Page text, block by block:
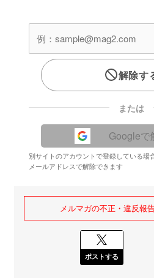
解除す
または
Googleで
別サイトのアカウントで登録している場
メールアドレスで解除できます
メルマガの不正・違反報
ポストする